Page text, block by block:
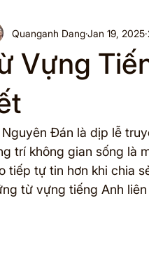
Holiday Labor
tập
Back to school
Vựng
Quanganh DangJan 19, 2025
Nguyên Đán là dịp lễ
trí không gian sống là
tiếp tự tin hơn khi chia
từ vựng tiếng Anh